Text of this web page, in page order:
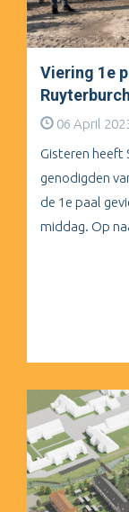
Viering 1e
06 April
Gisteren heeft
genodigden
de 1e paal
middag. Op